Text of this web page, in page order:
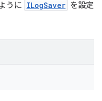
うに ILogSaver を設定